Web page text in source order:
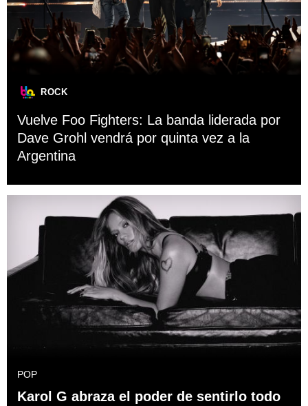
ROCK
Vuelve Foo Fighters: La banda liderada por
Dave Grohl vendrá por quinta vez a la
Argentina
POP
Karol G abraza el poder de sentirlo todo